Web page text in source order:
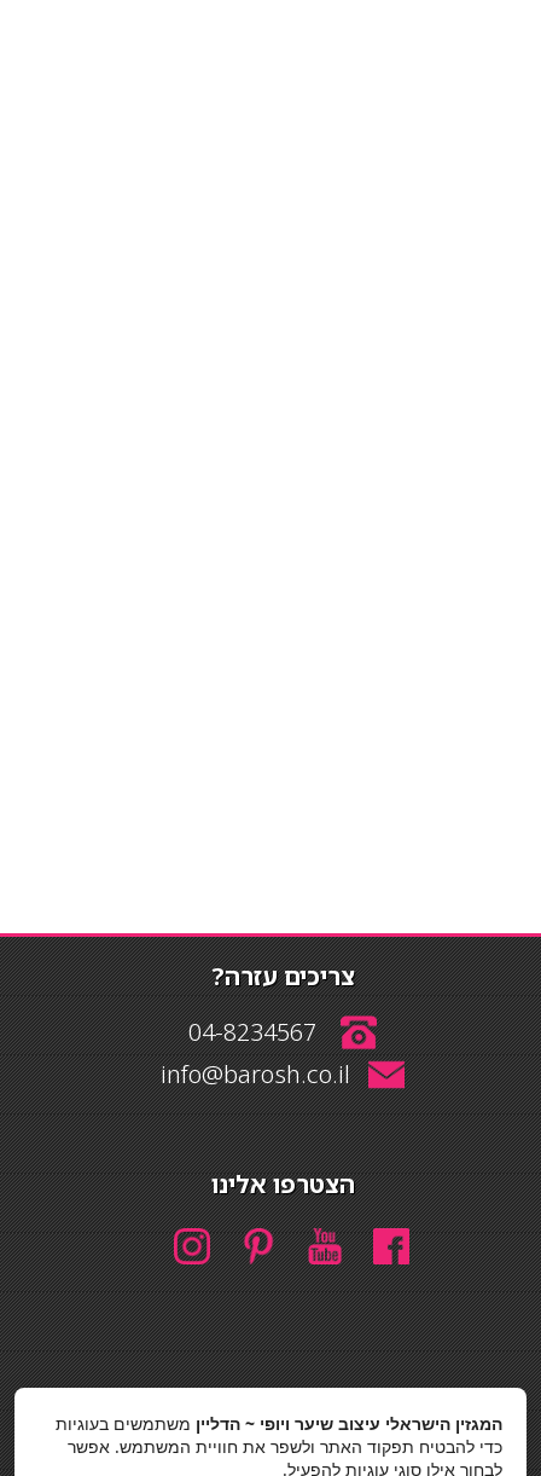
צריכים עזרה?
04-8234567
info@barosh.co.il
הצטרפו אלינו
חיפוש
חיפושהמגזין הישראלי עיצוב שיער ויופי ~ הדליין משתמשים בעוגיות
כדי להבטיח תפקוד האתר ולשפר את חוויית המשתמש. אפשר
לבחור אילו סוגי עוגיות להפעיל.